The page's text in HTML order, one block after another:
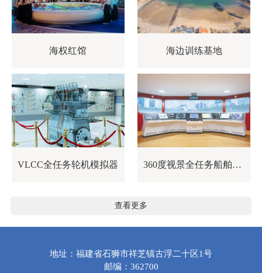
海权红馆 海边训练基地
VLCC全任务轮机模拟器 360度视景全任务船舶操纵模拟器
查看更多
地址：福建省石狮市祥芝镇古浮二十区1号
邮编：362700